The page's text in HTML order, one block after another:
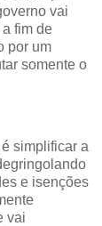
vai
fim de
por um
somente o
simplificar a
e isenções
vai